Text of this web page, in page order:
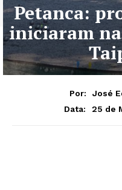
Petanca:
iniciaram
Por:
José
Data:
25 de